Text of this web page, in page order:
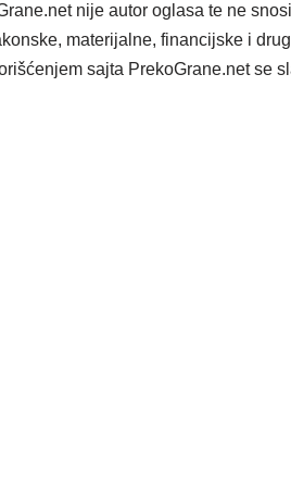
nije autor oglasa te ne
materijalne, financijske i
sajta PrekoGrane.net se